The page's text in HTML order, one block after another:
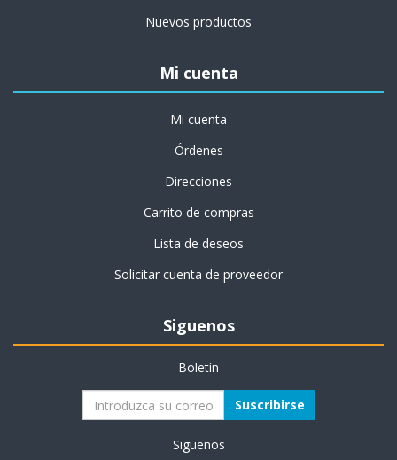
Nuevos productos
Mi cuenta
Mi cuenta
Órdenes
Direcciones
Carrito de compras
Lista de deseos
Solicitar cuenta de proveedor
Siguenos
Boletín
Suscribirse
Siguenos